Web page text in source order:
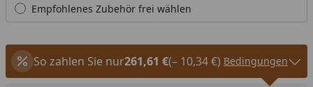
Empfohlenes Zubehör frei wählen
So zahlen Sie nur261,61 €(– 10,34 €) Bedingungen